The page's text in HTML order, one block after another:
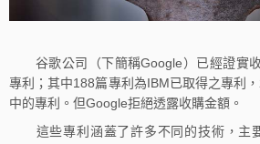
谷歌公司（下簡稱Google）已經證實
專利；其中188篇專利為IBM已取得之專利
中的專利。但Google拒絕透露收購金額。
這些專利涵蓋了許多不同的技術，主